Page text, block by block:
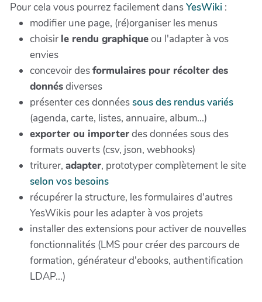
Pour cela vous pourrez facilement dansYesWiki :
modifier une page, (ré)organiser les menus
choisir le rendu graphiqueou l'adapter à vos
envies
concevoir desformulaires pour récolter des
donnésdiverses
présenter ces donnéessous des rendus variés
(agenda, carte, listes, annuaire, album...)
exporter ou importerdes données sous des
formats ouverts (csv, json, webhooks)
triturer, adapter, prototyper complètement le site
selon vos besoins
récupérer la structure, les formulaires d'autres
YesWikis pour les adapter à vos projets
installer des extensions pour activer de nouvelles
fonctionnalités (LMS pour créer des parcours de
formation, générateur d'ebooks, authentification
LDAP...)